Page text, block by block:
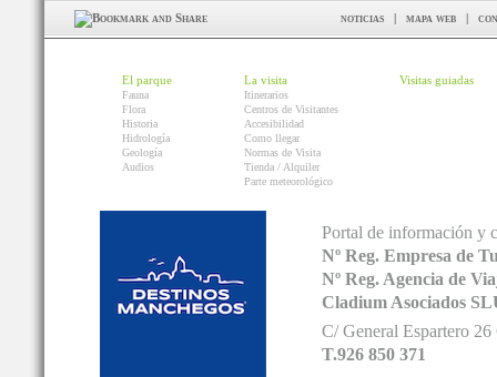
noticias | mapa web |
El parque
Fauna
Flora
Historia
Hidrología
Geología
Audios
La visita
Itinerarios
Centros de Visitantes
Accesibilidad
Como llegar
Normas de Visita
Tienda / Alquiler
Parte meteorológico
Visitas guiadas
Portal de información y
Nº Reg. Empresa de
Nº Reg. Agencia de
Cladium Asociados
C/ General Espartero
T.926 850 371